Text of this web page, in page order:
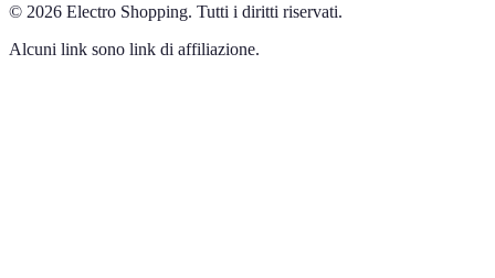
© 2026 Electro Shopping. Tutti i diritti riservati.
Alcuni link sono link di affiliazione.